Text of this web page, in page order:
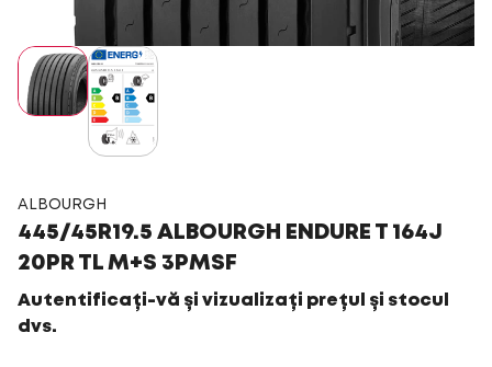
ALBOURGH
445/45R19.5 ALBOURGH ENDURE T 164J
20PR TL M+S 3PMSF
Autentificați-vă și vizualizați prețul și stocul
dvs.